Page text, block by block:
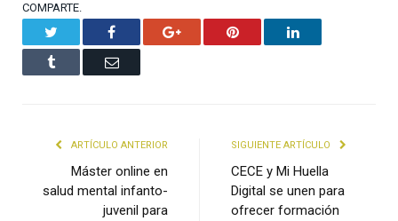
COMPARTE.
Facebook Google+ Pinterest LinkedIn
Tumblr Email
ARTÍCULO ANTERIOR
Máster online en
salud mental infanto-
juvenil para
SIGUIENTE ARTÍCULO
CECE y Mi Huella
Digital se unen para
ofrecer formación